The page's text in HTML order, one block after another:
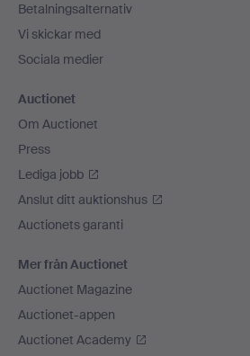
Betalningsalternativ
Vi skickar med
Sociala medier
Auctionet
Om Auctionet
Press
Lediga jobb
Anslut ditt auktionshus
Auctionets garanti
Mer från Auctionet
Auctionet Magazine
Auctionet-appen
Auctionet Academy